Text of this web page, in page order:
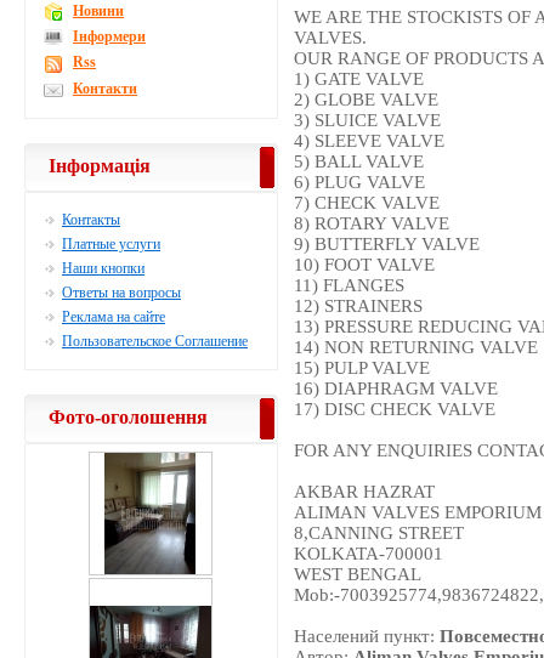
WE ARE THE STOCKISTS
VALVES.
OUR RANGE OF PRODUCTS
1) GATE VALVE
2) GLOBE VALVE
3) SLUICE VALVE
4) SLEEVE VALVE
5) BALL VALVE
6) PLUG VALVE
7) CHECK VALVE
8) ROTARY VALVE
9) BUTTERFLY VALVE
10) FOOT VALVE
11) FLANGES
12) STRAINERS
13) PRESSURE REDUCING
14) NON RETURNING VALVE
15) PULP VALVE
16) DIAPHRAGM VALVE
17) DISC CHECK VALVE
FOR ANY ENQUIRIES
AKBAR HAZRAT
ALIMAN VALVES EMPORIUM
8,CANNING STREET
KOLKATA-700001
WEST BENGAL
Mob:-
Населений пункт:
Новини
Інформери
Rss
Контакти
Інформація
Контакты
Платные услуги
Наши кнопки
Ответы на вопросы
Реклама на сайте
Пользовательское Соглашение
Фото-оголошення